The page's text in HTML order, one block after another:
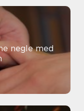
negle med